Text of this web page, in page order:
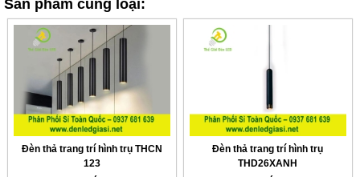
Sản phẩm cùng loại:
Đèn thả trang trí hình trụ THCN
123
Đèn thả trang trí hình trụ
THD26XANH